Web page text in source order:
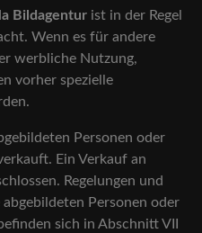
Bildagentur ist in der Regel
Wenn es für andere
werbliche Nutzung,
vorher spezielle
Personen oder
Ein Verkauf an
Regelungen und
Personen oder
sich in Abschnitt VII